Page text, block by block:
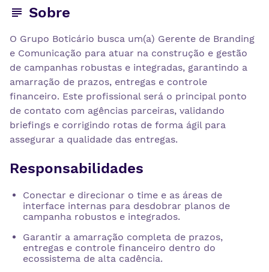
Sobre
O Grupo Boticário busca um(a) Gerente de Branding
e Comunicação para atuar na construção e gestão
de campanhas robustas e integradas, garantindo a
amarração de prazos, entregas e controle
financeiro. Este profissional será o principal ponto
de contato com agências parceiras, validando
briefings e corrigindo rotas de forma ágil para
assegurar a qualidade das entregas.
Responsabilidades
Conectar e direcionar o time e as áreas de
interface internas para desdobrar planos de
campanha robustos e integrados.
Garantir a amarração completa de prazos,
entregas e controle financeiro dentro do
ecossistema de alta cadência.